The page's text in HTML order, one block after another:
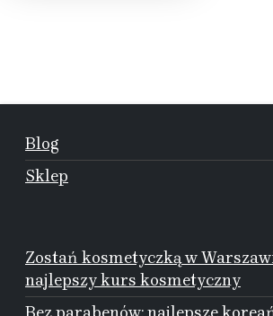
Blog
Sklep
Zostań kosmetyczką w
najlepszy kurs kosmetyczny